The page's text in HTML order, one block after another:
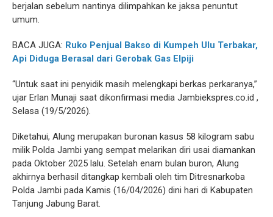
berjalan sebelum nantinya dilimpahkan ke jaksa penuntut
umum.
BACA JUGA: Ruko Penjual Bakso di Kumpeh Ulu Terbakar,
Api Diduga Berasal dari Gerobak Gas Elpiji
“Untuk saat ini penyidik masih melengkapi berkas perkaranya,”
ujar Erlan Munaji saat dikonfirmasi media Jambiekspres.co.id ,
Selasa (19/5/2026).
Diketahui, Alung merupakan buronan kasus 58 kilogram sabu
milik Polda Jambi yang sempat melarikan diri usai diamankan
pada Oktober 2025 lalu. Setelah enam bulan buron, Alung
akhirnya berhasil ditangkap kembali oleh tim Ditresnarkoba
Polda Jambi pada Kamis (16/04/2026) dini hari di Kabupaten
Tanjung Jabung Barat.